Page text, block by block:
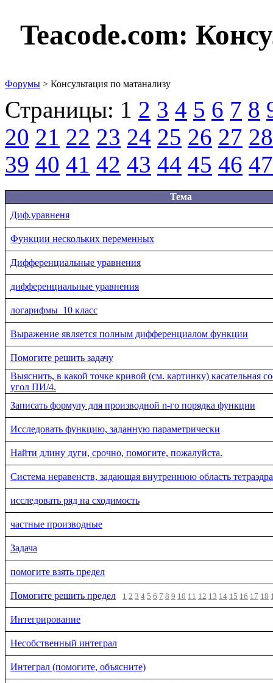
Teacode.com:
Форумы > Консультация по матанализу
Страницы: 1 2 3 4 5 6 7 8
20 21 22 23 24 25 26 27 28
39 40 41 42 43 44 45 46 47
Тема
Диф.уравненя
Функции нескольких переменных
Дифференциальные уравнения
дифференциальные уравнения
логарифмы_10 класс
Выражение является полным дифференциалом функции
Помогите решить задачу
Выяснить, в какой точке кривой (см. картинку) касательная
угол ПИ/4.
Записать формулу для производной n-го порядка функции
Исследовать функцию, заданную параметрически
Найти длину дуги, срочно, помогите, пожалуйста.
Система неравенств, задающая внутреннюю область
исследовать ряд на сходимость
частные производные
Задача
помогите взять предел
Помогите решить предел 1 2 3 4 5 6 7 8 9 10 11 12 13 14 15 16 17 18
Интегрирование
Несобственный интеграл
Интеграл (помогите, объясните)